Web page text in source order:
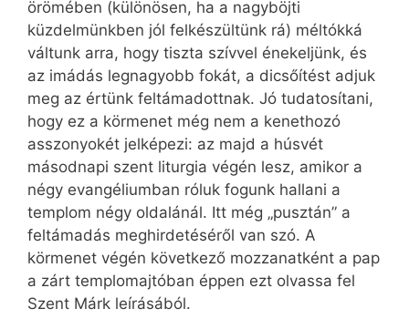
örömében (különösen, ha a nagyböjti
küzdelmünkben jól felkészültünk rá) méltókká
váltunk arra, hogy tiszta szívvel énekeljünk, és
az imádás legnagyobb fokát, a dicsőítést adjuk
meg az értünk feltámadottnak. Jó tudatosítani,
hogy ez a körmenet még nem a kenethozó
asszonyokét jelképezi: az majd a húsvét
másodnapi szent liturgia végén lesz, amikor a
négy evangéliumban róluk fogunk hallani a
templom négy oldalánál. Itt még „pusztán” a
feltámadás meghirdetéséről van szó. A
körmenet végén következő mozzanatként a pap
a zárt templomajtóban éppen ezt olvassa fel
Szent Márk leírásából.